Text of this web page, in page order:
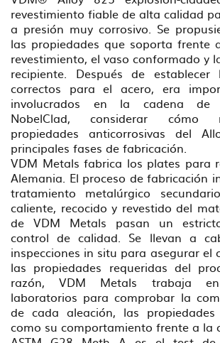
revestimiento fiable de alta calidad
a presión muy corrosivo. Se
las propiedades que soporta frente
revestimiento, el vaso conformado y
recipiente. Después de establecer
correctos para el acero, era
involucrados en la cadena de
NobelClad, considerar cómo
propiedades anticorrosivas del
principales fases de fabricación.
VDM Metals fabrica los plates para
Alemania. El proceso de fabricación
tratamiento metalúrgico
caliente, recocido y revestido del
de VDM Metals pasan un
control de calidad. Se llevan a
inspecciones in situ para asegurar el
las propiedades requeridas del
razón, VDM Metals trabaja
laboratorios para comprobar la
de cada aleación, las propiedades
como su comportamiento frente a la